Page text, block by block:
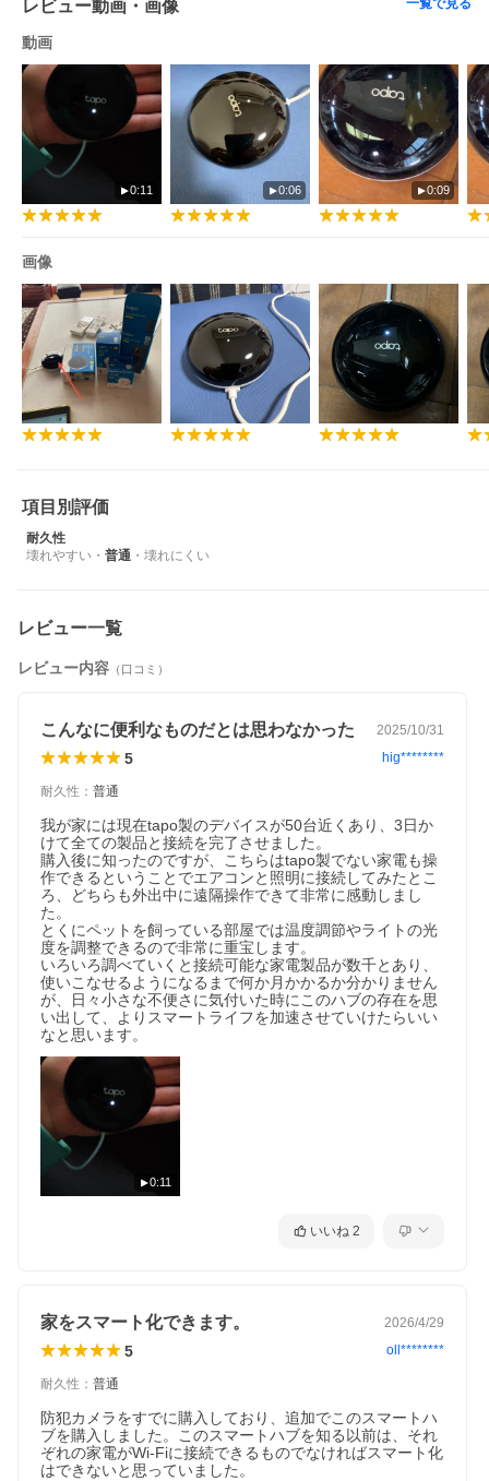
レビュー動画・画像 一覧で見る
動画
0:11 0:06 0:09
画像
項目別評価
耐久性
壊れやすい ・ 普通 ・ 壊れにくい
レビュー一覧
レビュー内容 （口コミ）
こんなに便利なものだとは思わなかった 2025/10/31
5 hig********
耐久性 ： 普通
我が家には現在tapo製のデバイスが50台近くあり、3日か
けて全ての製品と接続を完了させました。
購入後に知ったのですが、こちらはtapo製でない家電も操
作できるということでエアコンと照明に接続してみたとこ
ろ、どちらも外出中に遠隔操作できて非常に感動しまし
た。
とくにペットを飼っている部屋では温度調節やライトの光
度を調整できるので非常に重宝します。
いろいろ調べていくと接続可能な家電製品が数千とあり、
使いこなせるようになるまで何か月かかるか分かりません
が、日々小さな不便さに気付いた時にこのハブの存在を思
い出して、よりスマートライフを加速させていけたらいい
なと思います。
0:11
いいね 2
家をスマート化できます。 2026/4/29
5 oll********
耐久性 ： 普通
防犯カメラをすでに購入しており、追加でこのスマートハ
ブを購入しました。このスマートハブを知る以前は、それ
ぞれの家電がWi-Fiに接続できるものでなければスマート化
はできないと思っていました。